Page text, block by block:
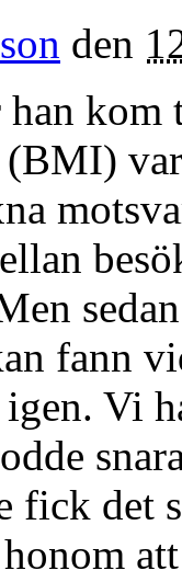
den
han
fann
Vi
fick det